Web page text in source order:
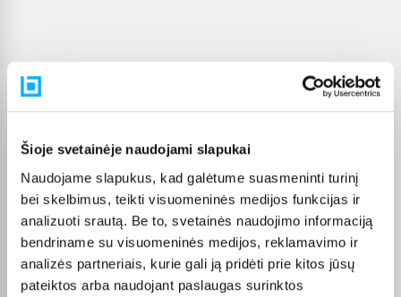
Šioje svetainėje naudojami slapukai
Naudojame slapukus, kad galėtume suasmeninti turinį
bei skelbimus, teikti visuomeninės medijos funkcijas ir
analizuoti srautą. Be to, svetainės naudojimo informaciją
bendriname su visuomeninės medijos, reklamavimo ir
analizės partneriais, kurie gali ją pridėti prie kitos jūsų
pateiktos arba naudojant paslaugas surinktos
Pirkėjų atsiliepimai apie prekes
Patvirtintas pirkėjas
Vidkas Liuks!
Marytė T.
Patvirtintas pirkėjas
Odai labai malonus kremas